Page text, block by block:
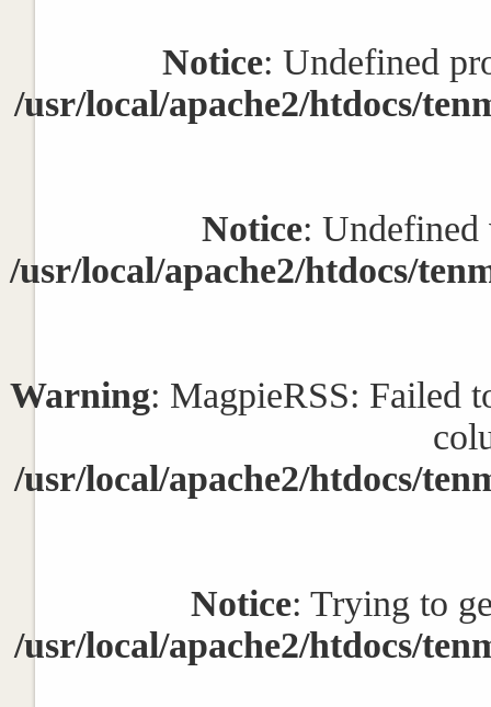
Notice: Undefined
/usr/local/apache2/htdocs/
Notice: Undefined
/usr/local/apache2/htdocs/
Warning: MagpieRSS: Failed
/usr/local/apache2/htdocs/
Notice: Trying to
/usr/local/apache2/htdocs/